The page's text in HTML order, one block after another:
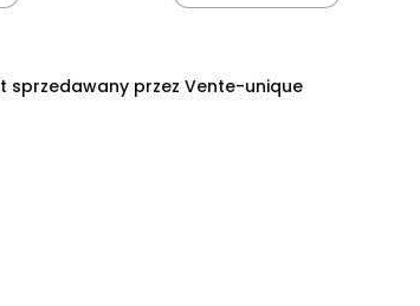
sprzedawany przez Vente-unique